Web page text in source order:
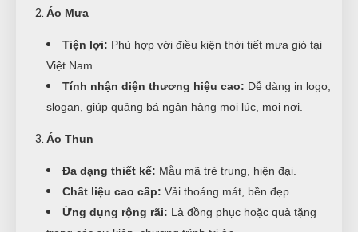
Áo Mưa
Tiện lợi: Phù hợp với điều kiện thời tiết mưa gió tại
Việt Nam.
Tính nhận diện thương hiệu cao: Dễ dàng in logo,
slogan, giúp quảng bá ngân hàng mọi lúc, mọi nơi.
Áo Thun
Đa dạng thiết kế: Mẫu mã trẻ trung, hiện đại.
Chất liệu cao cấp: Vải thoáng mát, bền đẹp.
Ứng dụng rộng rãi: Là đồng phục hoặc quà tặng